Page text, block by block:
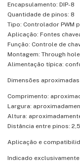
Encapsulamento: DIP-8
Quantidade de pinos: 8
Tipo: Controlador PWM
Aplicação: Fontes
Função: Controle de
Montagem: Through
Alimentação típica:
Dimensões
Comprimento:
Largura:
Altura:
Distância entre pinos:
Aplicação e
Indicado